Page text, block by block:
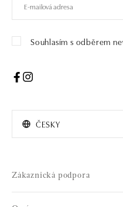
Souhlasím s odběrem
ČESKY
Zákaznická podpora